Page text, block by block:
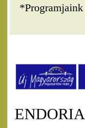
*Programjaink